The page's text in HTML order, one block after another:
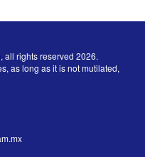
all rights reserved 2026.
as long as it is not mutilated,